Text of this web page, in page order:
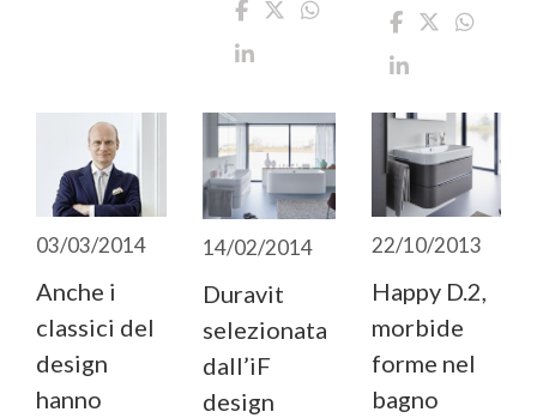
03/03/2014
Anche i
classici del
design
hanno
14/02/2014
Duravit
selezionata
dall’iF
design
22/10/2013
Happy D.2,
morbide
forme nel
bagno